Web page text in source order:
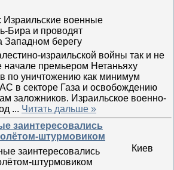
израильской войны так и не
премьером Нетаньяху
по уничтожению как минимум
в секторе Газа и освобождению
заложников. Израильское военно-
... Читать дальше »
заинтересовались
штурмовиком
Киев